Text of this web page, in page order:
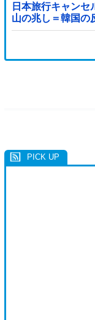
日本旅行キャン
山の兆し＝韓国の